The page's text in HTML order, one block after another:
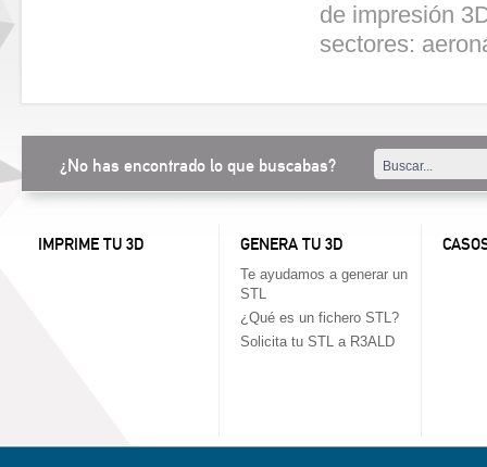
de impresión
sectores:
¿No has encontrado lo que buscabas?
IMPRIME TU 3D GENERA TU 3D
Te ayudamos a generar un
STL
¿Qué es un fichero STL?
Solicita tu STL a R3ALD